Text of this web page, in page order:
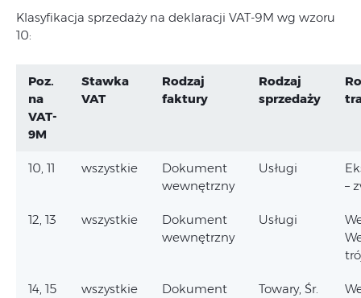
Klasyfikacja sprzedaży na deklaracji VAT-9M wg wzoru
10:
Poz.
na
VAT-
9M
Stawka
VAT
Rodzaj
faktury
Rodzaj
sprzedaży
10, 11 wszystkie
Dokument
wewnętrzny
Usługi
–
12, 13 wszystkie
Dokument
wewnętrzny
Usługi
14, 15 wszystkie
Dokument
Towary, Śr.